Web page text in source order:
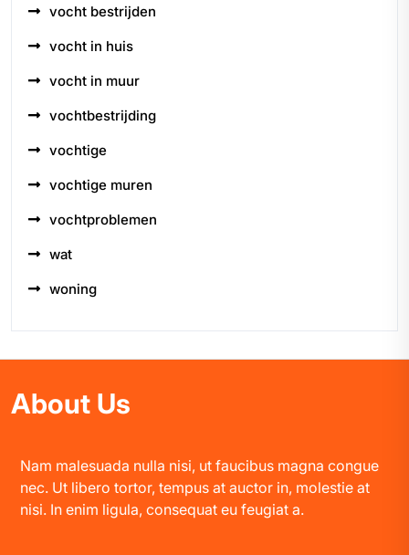
vocht bestrijden
vocht in huis
vocht in muur
vochtbestrijding
vochtige
vochtige muren
vochtproblemen
wat
woning
About Us
Nam malesuada nulla nisi, ut faucibus magna congue
nec. Ut libero tortor, tempus at auctor in, molestie at
nisi. In enim ligula, consequat eu feugiat a.